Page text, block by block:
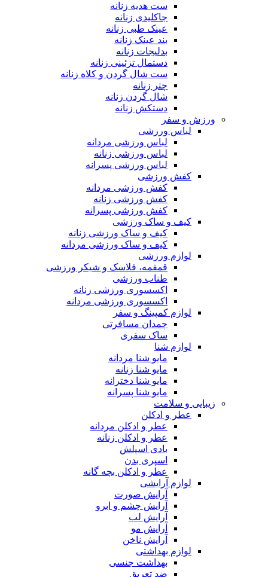
ست هدیه زنانه
جاکلیدی زنانه
عینک طبی زنانه
بند عینک زنانه
بدلیجات زنانه
دستمال تزئینی زنانه
ست شال گردن و کلاه زنانه
چتر زنانه
شال گردن زنانه
دستکش زنانه
ورزش و سفر
لباس ورزشی
لباس ورزشی مردانه
لباس ورزشی زنانه
لباس ورزشی پسرانه
کفش ورزشی
کفش ورزشی مردانه
کفش ورزشی زنانه
کفش ورزشی پسرانه
کیف و ساک ورزشی
کیف و ساک ورزشی زنانه
کیف و ساک ورزشی مردانه
لوازم ورزشی
قمقمه، فلاسک و شیکر ورزشی
طناب ورزشی
اکسسوری ورزشی زنانه
اکسسوری ورزشی مردانه
لوازم کمپینگ و سفر
چمدان مسافرتی
ساک سفری
لوازم شنا
مایو شنا مردانه
مایو شنا زنانه
مایو شنا دخترانه
مایو شنا پسرانه
زیبایی و سلامت
عطر و ادکلن
عطر و ادکلن مردانه
عطر و ادکلن زنانه
بادی اسپلش
اسپری بدن
عطر و ادکلن بچه گانه
لوازم آرایشی
آرایش صورت
آرایش چشم و ابرو
آرایش لب
آرایش مو
آرایش ناخن
لوازم بهداشتی
بهداشت جنسی
ضد تعریق